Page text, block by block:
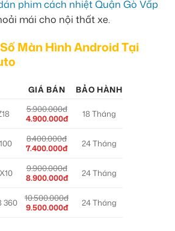
phim cách nhiệt Quận Gò Vấp
mái cho nội thất xe.
Màn Hình Android Tại
GIÁ BÁN BẢO HÀNH
5.900.000đ
4.900.000đ
18 Tháng
8.400.000đ
7.400.000đ
24 Tháng
9.900.000đ
8.900.000đ
24 Tháng
360
10.500.000đ
9.500.000đ
24 Tháng